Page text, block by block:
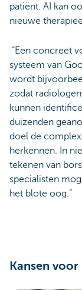
patiënt. AI kan
nieuwe
“Een concreet
systeem van
wordt
zodat
kunnen
duizenden
doel de
herkennen. In
tekenen van
specialisten
het blote oog.”
Kansen